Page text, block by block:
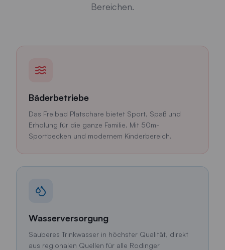
Bereichen.
Bäderbetriebe
Das Freibad Platschare bietet Sport, Spaß und
Erholung für die ganze Familie. Mit 50m-
Sportbecken und modernem Kinderbereich.
Wasserversorgung
Sauberes Trinkwasser in höchster Qualität, direkt
aus regionalen Quellen für alle Rodinger